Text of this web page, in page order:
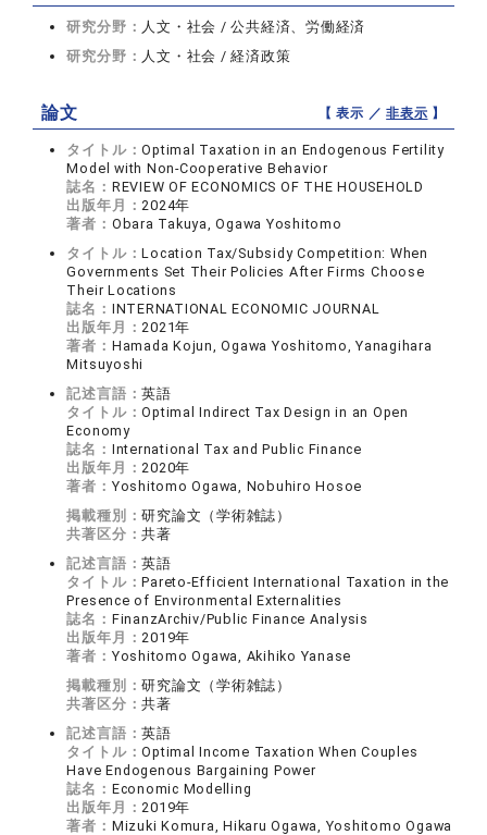
研究分野： 人文・社会 / 公共経済、労働経済
研究分野： 人文・社会 / 経済政策
論文 【 表示 ／非表示 】
タイトル：Optimal Taxation in an Endogenous Fertility
Model with Non-Cooperative Behavior
誌名： REVIEW OF ECONOMICS OF THE HOUSEHOLD
出版年月：2024年
著者： Obara Takuya, Ogawa Yoshitomo
タイトル：Location Tax/Subsidy Competition: When
Governments Set Their Policies After Firms Choose
Their Locations
誌名： INTERNATIONAL ECONOMIC JOURNAL
出版年月：2021年
著者： Hamada Kojun, Ogawa Yoshitomo, Yanagihara
Mitsuyoshi
記述言語：英語
タイトル：Optimal Indirect Tax Design in an Open
Economy
誌名： International Tax and Public Finance
出版年月：2020年
著者： Yoshitomo Ogawa, Nobuhiro Hosoe
掲載種別：研究論文（学術雑誌）
共著区分：共著
記述言語：英語
タイトル：Pareto-Efficient International Taxation in the
Presence of Environmental Externalities
誌名： FinanzArchiv/Public Finance Analysis
出版年月：2019年
著者： Yoshitomo Ogawa, Akihiko Yanase
掲載種別：研究論文（学術雑誌）
共著区分：共著
記述言語：英語
タイトル：Optimal Income Taxation When Couples
Have Endogenous Bargaining Power
誌名： Economic Modelling
出版年月：2019年
著者： Mizuki Komura, Hikaru Ogawa, Yoshitomo Ogawa